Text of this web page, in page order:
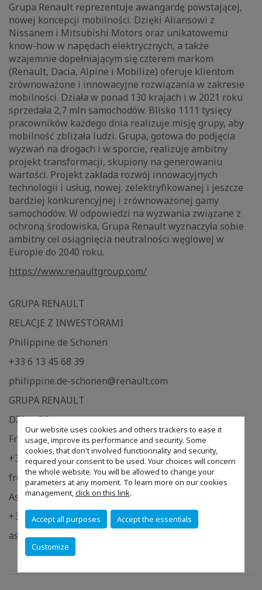
Our website uses cookies and others trackers to ease it
usage, improve its performance and security. Some
cookies, that don't involved functionnality and security,
required your consent to be used. Your choices will concern
the whole website. You will be allowed to change your
parameters at any moment. To learn more on our cookies
management,click on this link.
Accept all purposes Accept the essentials
Customize
Grupa Renault reprezentuje awangardę powstającej,
nowej koncepcji mobilności. Dzięki Aliansowi z
Nissanem i Mitsubishi Motors oraz unikatowemu
know-how w napędach elektrycznych, a także
wzajemnie dopełniającym się czterem markom
(Renault, Dacia, Alpine i Mobilize) oferuje klientom
zrównoważone i innowacyjne rozwiązania w zakresie
mobilności. Działa w ponad 130 krajach i w 2021 roku
sprzedała 2,7 mln samochodów. Blisko 1111 tysięcy
pracowników każdego dnia realizuje misję grupy, aby
mobilność zbliżała ludzi. Grupa, gotowa do podjęcia
wyzwań na drogach i w sporcie, realizuje ambitny
projekt transformacji, skupiony na generowaniu
wartości. Projekt zakłada rozwój innowacyjnych
technologii i usług, nowej. zelektryfikowanej i jeszcze
bardziej konkurencyjnej i zrównoważonej gamy
samochodów. W odpowiedzi na wyzwania związane z
ochroną środowiska, Grupa Renault wyznaczyła sobie
ambitny cel osiągnięcia neutralności węglowej w
Europie do 2040 roku.
https://www.renaultgroup.com/
GRUPA RENAULT
RELACJE Z INWESTORAMI
Philippine de Schonen
+33 6 13 45 68 39
philippine.de-schonen@renault.com
GRUPA RENAULT
DZIAŁ PR
Frederic Texier
+33 6 10 78 49 20
frederic.texier@renault.com
Astrid de Latude
+33 6 25 63 22 08
astrid.de-latude@renault.com